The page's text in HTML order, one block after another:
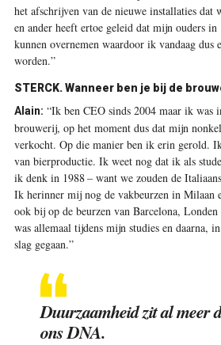
het afschrijven van de nieuwe installaties dat
en ander heeft ertoe geleid dat mijn ouders in
kunnen overnemen waardoor ik vandaag dus
worden.”
STERCK. Wanneer ben je bij de
Alain: “Ik ben CEO sinds 2004 maar ik was
brouwerij, op het moment dus dat mijn
verkocht. Op die manier ben ik erin gerold.
van bierproductie. Ik weet nog dat ik als
ik denk in 1988 – want we zouden de
Ik herinner mij nog de vakbeurzen in Milaan
ook bij op de beurzen van Barcelona,
was allemaal tijdens mijn studies en daarna,
slag gegaan.”
Duurzaamheid zit al meer
ons DNA.